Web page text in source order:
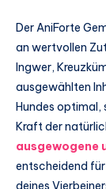
Der AniForte
an wertvollen
Ingwer,
ausgewählten
Hundes optimal,
Kraft der
ausgewogene
entscheidend
deines